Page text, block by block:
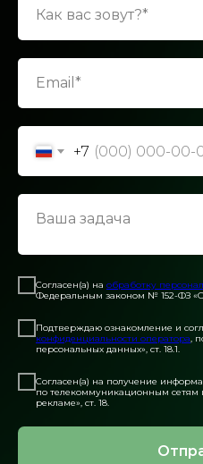
Как вас зовут?*
Email*
+7
Ваша задача
Согласен(а) на обработку
Федеральным законом № 152-ФЗ
Подтверждаю ознакомление и
конфиденциальности оператора,
персональных данных», ст. 18.1.
Согласен(а) на получение
по телекоммуникационным сетям
рекламе», ст. 18.